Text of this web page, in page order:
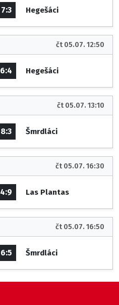
7:3 Hegešáci
čt 05.07. 12:50
6:4 Hegešáci
čt 05.07. 13:10
8:3 Šmrdláci
čt 05.07. 16:30
4:9 Las Plantas
čt 05.07. 16:50
6:5 Šmrdláci